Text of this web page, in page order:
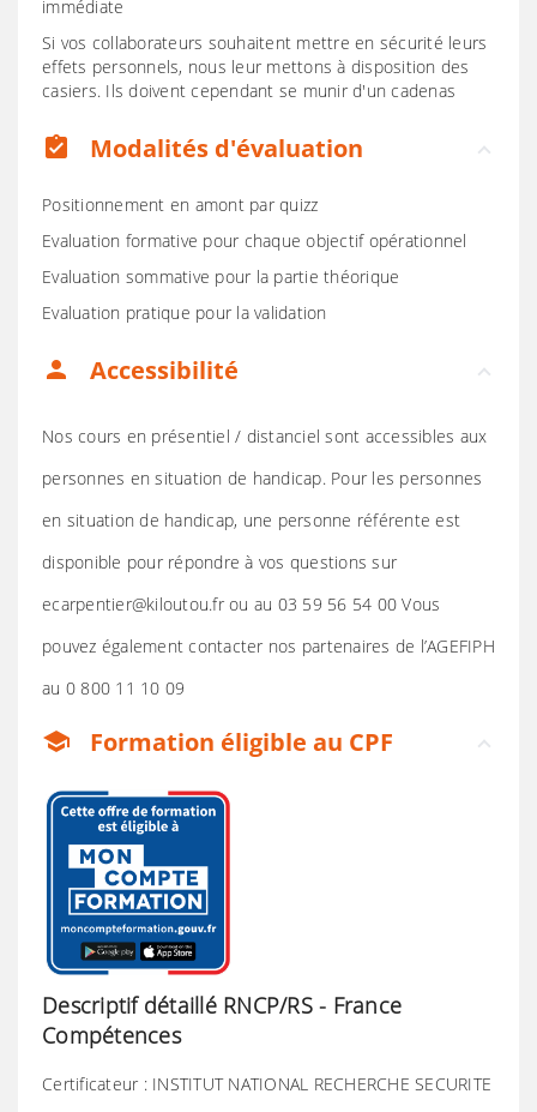
immédiate
Si vos collaborateurs souhaitent mettre en sécurité leurs
effets personnels, nous leur mettons à disposition des
casiers. Ils doivent cependant se munir d'un cadenas
assignment_turned_in Modalités d'évaluation
Positionnement en amont par quizz
Evaluation formative pour chaque objectif opérationnel
Evaluation sommative pour la partie théorique
Evaluation pratique pour la validation
person Accessibilité
Nos cours en présentiel / distanciel sont accessibles aux
personnes en situation de handicap. Pour les personnes
en situation de handicap, une personne référente est
disponible pour répondre à vos questions sur
ecarpentier@kiloutou.fr ou au 03 59 56 54 00 Vous
pouvez également contacter nos partenaires de l’AGEFIPH
au 0 800 11 10 09
school Formation éligible au CPF
Descriptif détaillé RNCP/RS - France
Compétences
Certificateur : INSTITUT NATIONAL RECHERCHE SECURITE